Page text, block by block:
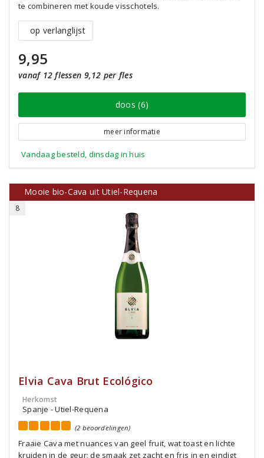
te combineren met koude visschotels.
op verlanglijst
9,95
vanaf 12 flessen 9,12 per fles
doos (6)
meer informatie
Vandaag besteld, dinsdag in huis
Mooie bio-Cava uit Utiel-Requena
8
Elvia Cava Brut Ecológico
Herkomst
Spanje - Utiel-Requena
(2 beoordelingen)
Fraaie Cava met nuances van geel fruit, wat toast en lichte
kruiden in de geur; de smaak zet zacht en fris in en eindigt